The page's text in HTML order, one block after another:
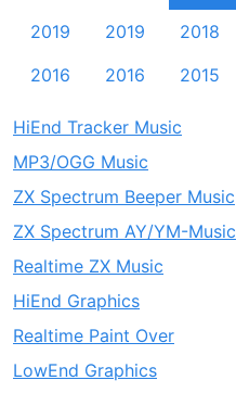
2019
2019 2018
2016
2016 2015
HiEnd Tracker Music
MP3/OGG Music
ZX Spectrum Beeper Music
ZX Spectrum AY/YM-Music
Realtime ZX Music
HiEnd Graphics
Realtime Paint Over
LowEnd Graphics